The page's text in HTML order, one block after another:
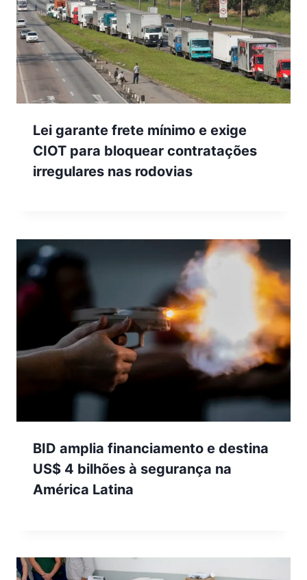
Lei garante frete mínimo e exige
CIOT para bloquear contratações
irregulares nas rodovias
BID amplia financiamento e destina
US$ 4 bilhões à segurança na
América Latina